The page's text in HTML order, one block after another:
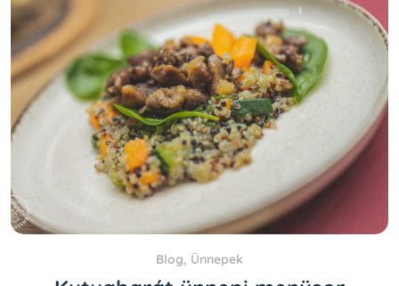
Blog, Ünnepek